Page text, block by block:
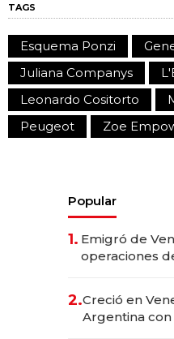
TAGS
Esquema Ponzi
Juliana Companys
Leonardo Cositorto
Peugeot
Zoe
Popular
1. Emigró de
operaciones
2.Creció en
Argentina